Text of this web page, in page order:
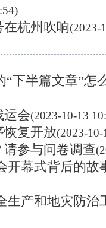
在杭州吹响(2023-
“下半篇文章”怎
运会(2023-10-13
恢复开放(2023-
请参与问卷调查
开幕式背后的故
生产和地灾防治